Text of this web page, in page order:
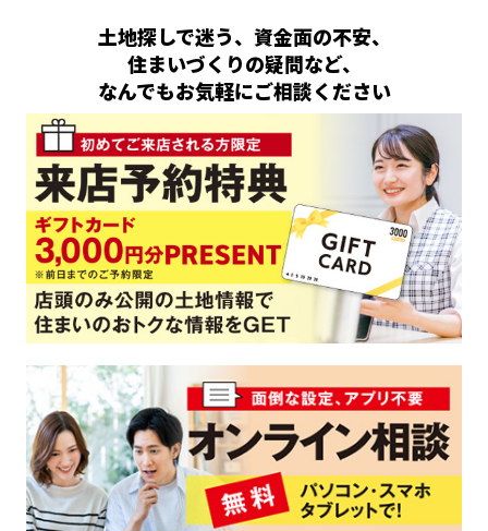
土地探しで迷う、資金面の不安、
住まいづくりの疑問など、
なんでもお気軽にご相談ください